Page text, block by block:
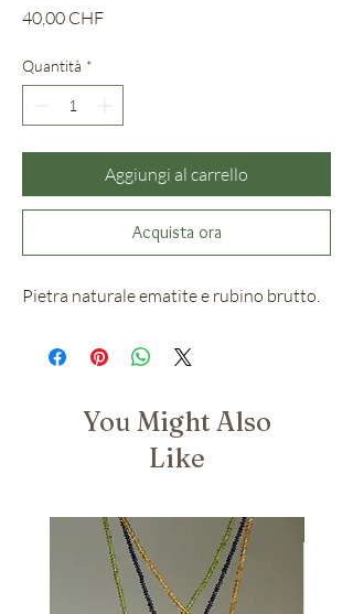
40,00 CHFPrezzo
Quantità *
Aggiungi al carrello
Acquista ora
Pietra naturale ematite e rubino brutto.
You Might Also
Like